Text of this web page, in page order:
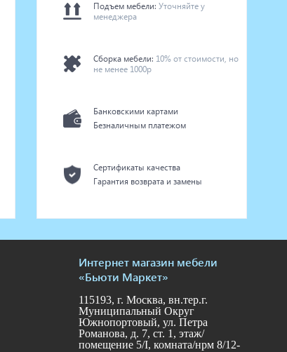
Подъем мебели: Уточняйте у
менеджера
Сборка мебели: 10% от стоимости, но
не менее 1000р
Банковскими картами
Безналичным платежом
Сертификаты качества
Гарантия возврата и замены
Интернет магазин мебели
«Бьюти Маркет»
115193, г. Москва, вн.тер.г.
Муниципальный Округ
Южнопортовый, ул. Петра
Романова, д. 7, ст. 1, этаж/
помещение 5/I, комната/нрм 8/12-